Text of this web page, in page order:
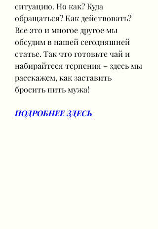
ситуацию. Но как? Куда
обращаться? Как действовать?
Все это и многое другое мы
обсудим в нашей сегодняшней
статье. Так что готовьте чай и
набирайтеся терпения – здесь мы
расскажем, как заставить
бросить пить мужа!
ПОДРОБНЕЕ ЗДЕСЬ